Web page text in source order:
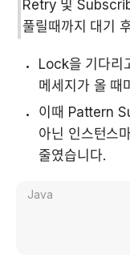
Retry 및
풀릴때까지 대기
Lock을 기다리
메세지가 올 때
이때 Pattern
아닌 인스턴스
줄였습니다.
Java